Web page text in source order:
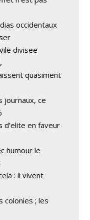
occidentaux
divisee
quasiment
journaux, ce
d’elite en faveur
humour le
: il vivent
colonies ; les